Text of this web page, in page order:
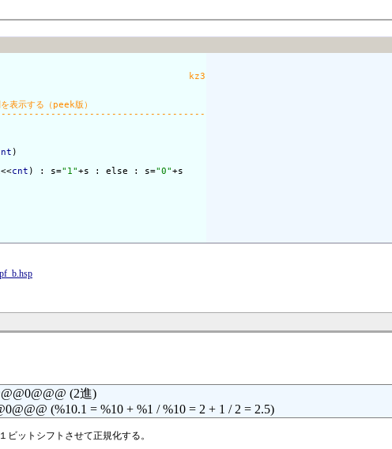
)
cnt ) : s="1"+s : else : s="0"+s
(2進)
(%10.1 = %10 + %1 / %10 = 2 + 1 / 2 = 2.5)
ビットシフトさせて正規化する。